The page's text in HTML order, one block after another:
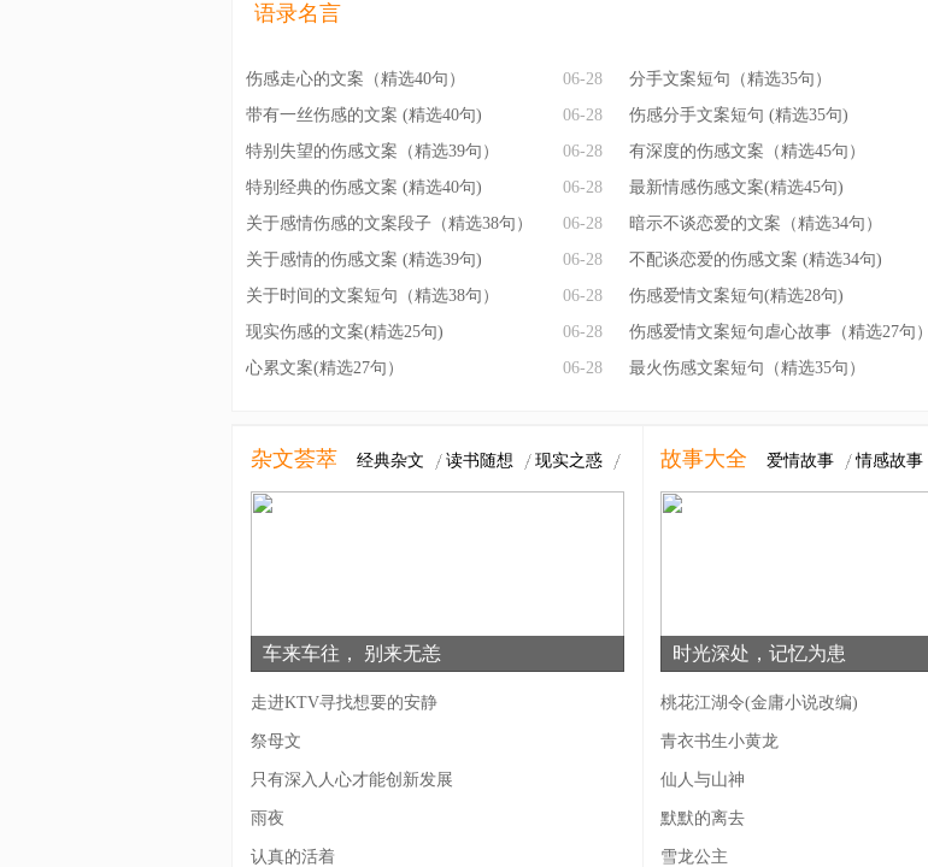
语录名言
06-28
伤感走心的文案（精选40句）
06-28
带有一丝伤感的文案 (精选40句)
06-28
特别失望的伤感文案（精选39句）
06-28
特别经典的伤感文案 (精选40句)
06-28
关于感情伤感的文案段子（精选38句）
06-28
关于感情的伤感文案 (精选39句)
06-28
关于时间的文案短句（精选38句）
06-28
现实伤感的文案(精选25句)
06-28
心累文案(精选27句）
分手文案短句（精选35句）
伤感分手文案短句 (精选35句)
有深度的伤感文案（精选45句）
最新情感伤感文案(精选45句)
暗示不谈恋爱的文案（精选34句）
不配谈恋爱的伤感文案 (精选34句)
伤感爱情文案短句(精选28句)
伤感爱情文案短句虐心故事（精选27句）
最火伤感文案短句（精选35句）
经典杂文 读书随想 现实之惑
杂文荟萃
车来车往， 别来无恙
走进KTV寻找想要的安静
祭母文
只有深入人心才能创新发展
雨夜
认真的活着
爱情故事 情感故事
故事大全
时光深处，记忆为患
桃花江湖令(金庸小说改编)
青衣书生小黄龙
仙人与山神
默默的离去
雪龙公主